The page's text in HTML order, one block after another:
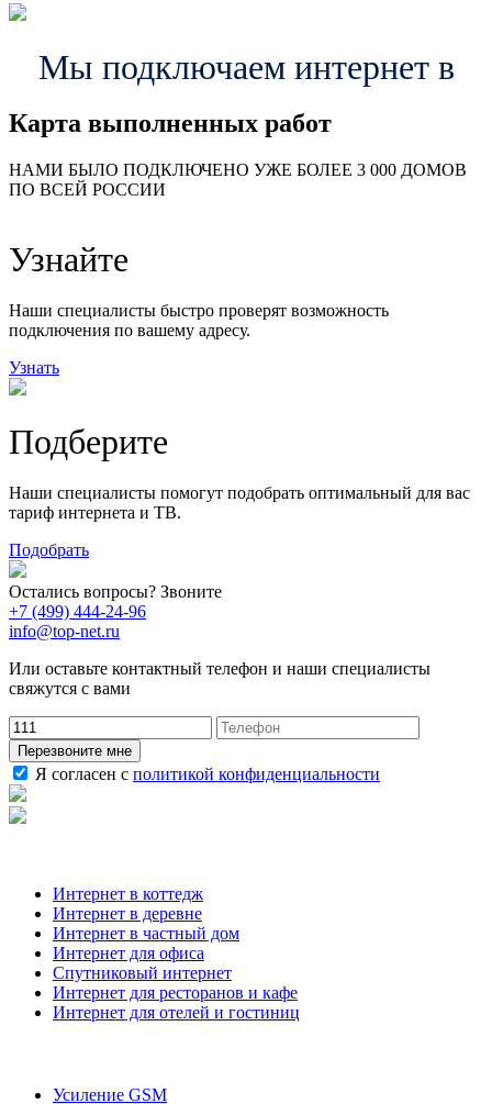
Мы подключаем интернет в
Карта выполненных работ
НАМИ БЫЛО ПОДКЛЮЧЕНО УЖЕ БОЛЕЕ 3 000 ДОМОВ
ПО ВСЕЙ РОССИИ
57
29
99
48
Узнайте
Наши специалисты быстро проверят возможность
подключения по вашему адресу.
Узнать
Подберите
Наши специалисты помогут подобрать оптимальный для вас
тариф интернета и ТВ.
Подобрать
Остались вопросы? Звоните
+7 (499) 444-24-96
info@top-net.ru
Или оставьте контактный телефон и наши специалисты
свяжутся с вами
Перезвоните мне
Я согласен с политикой конфиденциальности
Интернет в коттедж
Интернет в деревне
Интернет в частный дом
Интернет для офиса
Спутниковый интернет
Интернет для ресторанов и кафе
Интернет для отелей и гостиниц
Усиление GSM